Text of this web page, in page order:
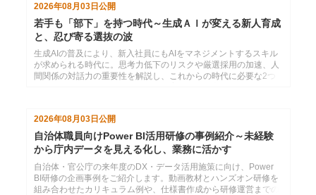
2026年08月03日公開
若手も「部下」を持つ時代～生成ＡＩが変える新人育成
と、忍び寄る選抜の波
生成AIの普及により、新入社員にもAIをマネジメントするスキル
が求められる時代に。思考力低下のリスクや厳選採用の加速、人
間関係の対話力の重要性を解説し、これからの時代に必要な2つ
2026年08月03日 公開
自治体職員向けPower BI活用研修の事例紹介～未経験
から庁内データを見える化し、業務に活かす
自治体・官公庁の来年度のDX・データ活用施策に向け、Power
BI研修の企画事例をご紹介します。動画教材とハンズオン研修を
組み合わせたカリキュラム例や、仕様書作成から研修運営までの